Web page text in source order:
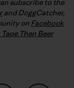
subscribe to the
and DoggCatcher,
on Facebook
Then Beer